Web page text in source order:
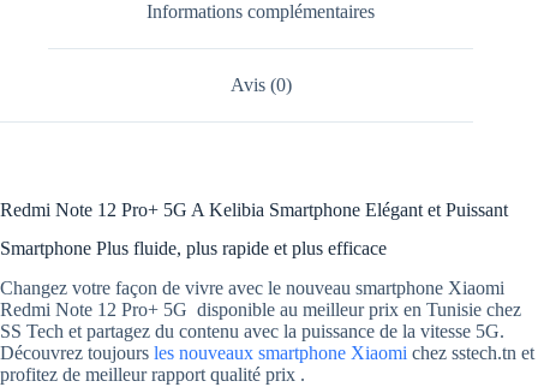
Informations complémentaires
Avis (0)
Redmi Note 12 Pro+ 5G A Kelibia Smartphone Elégant et Puissant
Smartphone Plus fluide, plus rapide et plus efficace
Changez votre façon de vivre avec le nouveau smartphone Xiaomi
Redmi Note 12 Pro+ 5G disponible au meilleur prix en Tunisie chez
SS Tech et partagez du contenu avec la puissance de la vitesse 5G.
Découvrez toujours les nouveaux smartphone Xiaomi chez sstech.tn et
profitez de meilleur rapport qualité prix .